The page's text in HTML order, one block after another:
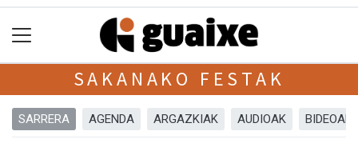
SAKANAKO FESTAK
SARRERA AGENDA ARGAZKIAK AUDIOAK BIDEOAK